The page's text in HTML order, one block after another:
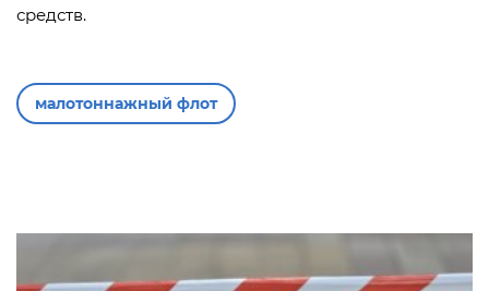
средств.
малотоннажный флот